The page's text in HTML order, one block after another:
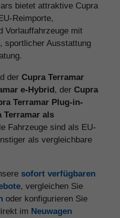
bietet attraktive Cupra
Reimporte,
Vorlauffahrzeuge mit
sportlicher Ausstattung
der Cupra Terramar
e-Hybrid, der Cupra
Terramar Plug-in-
Terramar als
Fahrzeuge sind als EU-
als vergleichbare
sofort verfügbaren
, vergleichen Sie
oder konfigurieren Sie
im Neuwagen